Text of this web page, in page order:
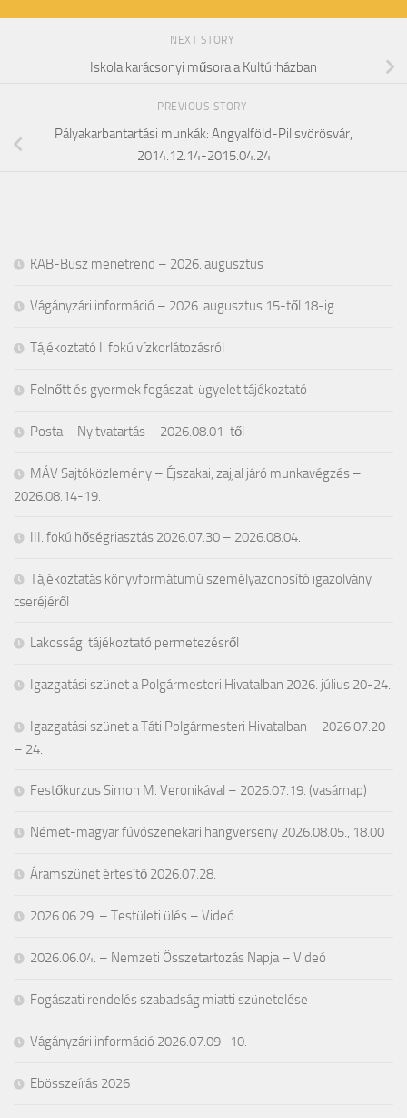
NEXT STORY
Iskola karácsonyi műsora a Kultúrházban
PREVIOUS STORY
Pályakarbantartási munkák: Angyalföld-Pilisvörösvár,
2014.12.14-2015.04.24
KAB-Busz menetrend – 2026. augusztus
Vágányzári információ – 2026. augusztus 15-től 18-ig
Tájékoztató I. fokú vízkorlátozásról
Felnőtt és gyermek fogászati ügyelet tájékoztató
Posta – Nyitvatartás – 2026.08.01-től
MÁV Sajtóközlemény – Éjszakai, zajjal járó munkavégzés –
2026.08.14-19.
III. fokú hőségriasztás 2026.07.30 – 2026.08.04.
Tájékoztatás könyvformátumú személyazonosító igazolvány
cseréjéről
Lakossági tájékoztató permetezésről
Igazgatási szünet a Polgármesteri Hivatalban 2026. július 20-24.
Igazgatási szünet a Táti Polgármesteri Hivatalban – 2026.07.20
– 24.
Festőkurzus Simon M. Veronikával – 2026.07.19. (vasárnap)
Német-magyar fúvószenekari hangverseny 2026.08.05., 18.00
Áramszünet értesítő 2026.07.28.
2026.06.29. – Testületi ülés – Videó
2026.06.04. – Nemzeti Összetartozás Napja – Videó
Fogászati rendelés szabadság miatti szünetelése
Vágányzári információ 2026.07.09–10.
Ebösszeírás 2026